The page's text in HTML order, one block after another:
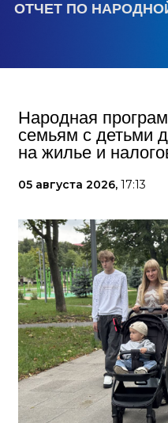
ОТЧЕТ ПО
Народная
семьям с детьми
на жилье и
05 августа 2026, 17:13